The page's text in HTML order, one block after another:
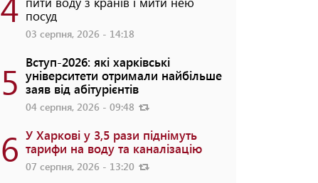
посуд
03 серпня, 2026 - 14:18
5 Вступ-2026: які харківські
університети отримали найбільше
заяв від абітурієнтів
04 серпня, 2026 - 09:48
6 У Харкові у 3,5 рази піднімуть
тарифи на воду та каналізацію
07 серпня, 2026 - 13:20